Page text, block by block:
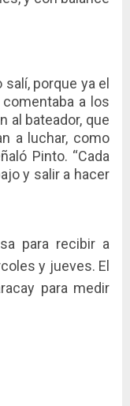
porque ya el
a los
al bateador, que
a luchar, como
Pinto. “Cada
y salir a hacer
para recibir a
y jueves. El
para medir